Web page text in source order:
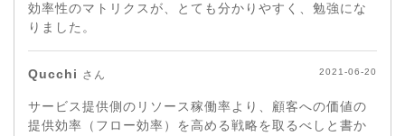
効率性のマトリクスが、とても分かりやすく、勉強にな
りました。
Qucchi さん 2021-06-20
サービス提供側のリソース稼働率より、顧客への価値の
提供効率（フロー効率）を高める戦略を取るべしと書か